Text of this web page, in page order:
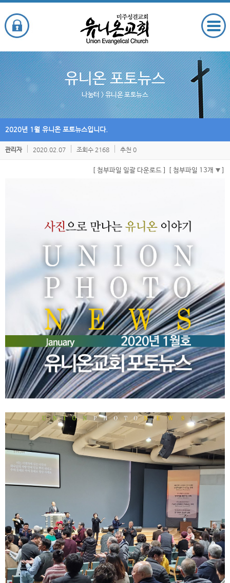
유니온 포토뉴스
나눔터> 유니온 포토뉴스
2020년 1월 유니온 포토뉴스입니다.
관리자 2020.02.07 조회수 2168 추천 0
[ 첨부파일 일괄 다운로드 ] [ 첨부파일 13개